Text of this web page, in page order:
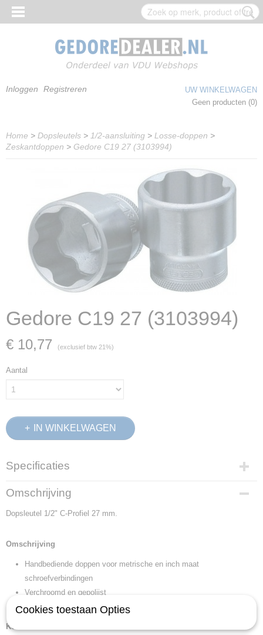
Inloggen Registreren
UW WINKELWAGEN
Geen producten (0)
Home > Dopsleutels > 1/2-aansluiting > Losse-doppen >
Zeskantdoppen > Gedore C19 27 (3103994)
Gedore C19 27 (3103994)
€ 10,77 (exclusief btw 21%)
Aantal
IN WINKELWAGEN
Specificaties
Productcode
3103994
EAN code
Productcode leverancier
Netto gewicht
0,15 Kg
Afmetingen (l,b,h)
Omschrijving
Dopsleutel 1/2" C-Profiel 27 mm.
Omschrijving
Handbediende doppen voor metrische en inch maat
schroefverbindingen
Verchroomd en gepolijst
In overeenstemming met DIN 3124
Kenmerken
Cookies toestaan Opties